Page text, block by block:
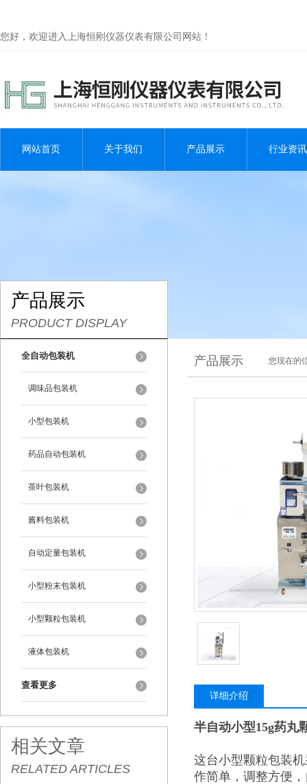
您好，欢迎进入上海恒刚仪器仪表有限公司网站！
网站首页 关于我们 产品展示 行业资讯
产品展示
PRODUCT DISPLAY
全自动包装机
调味品包装机
小型包装机
药品自动包装机
茶叶包装机
酱料包装机
自动定量包装机
小型粉末包装机
小型颗粒包装机
液体包装机
查看更多
相关文章
RELATED ARTICLES
产品展示 您现在的
详细介绍
半自动小型15g药丸
这台小型颗粒包装
作简单，调整方便